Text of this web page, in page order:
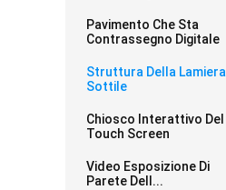
Pavimento Che Sta
Contrassegno Digitale
Struttura Della Lamiera
Sottile
Chiosco Interattivo Del
Touch Screen
Video Esposizione Di
Parete Dell...